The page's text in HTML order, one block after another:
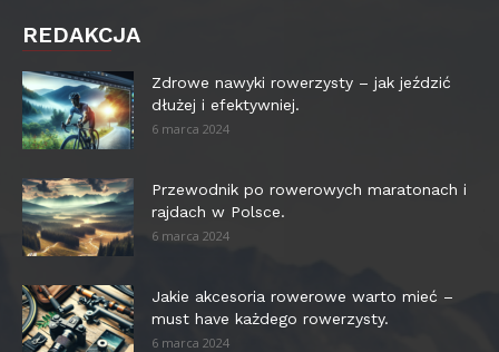
REDAKCJA
Zdrowe nawyki rowerzysty – jak jeździć
dłużej i efektywniej.
6 marca 2024
Przewodnik po rowerowych maratonach i
rajdach w Polsce.
6 marca 2024
Jakie akcesoria rowerowe warto mieć –
must have każdego rowerzysty.
6 marca 2024